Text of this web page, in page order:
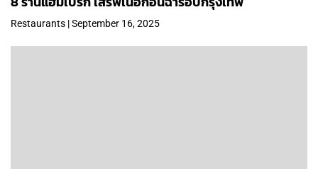
Restaurants | September 16, 2025